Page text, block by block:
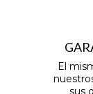
El
sus